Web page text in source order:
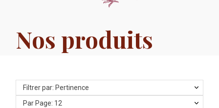
Nos produits
Filtrer par: Pertinence
Par Page: 12